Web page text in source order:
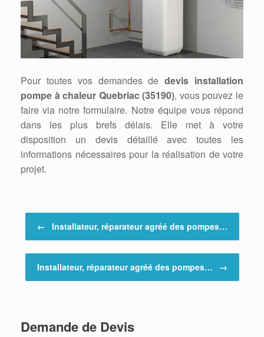
Pour toutes vos demandes dedevis installation
pompe à chaleur Quebriac (35190), vous pouvez le
faire via notre formulaire. Notre équipe vous répond
dans les plus brefs délais. Elle met à votre
disposition un devis détaillé avec toutes les
informations nécessaires pour la réalisation de votre
projet.
← Installateur, réparateur agréé des pompes…
Installateur, réparateur agréé des pompes… →
Demande de Devis